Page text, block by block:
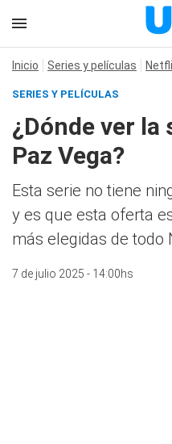
Inicio Series y películas
SERIES Y PELÍCULAS
¿Dónde ver
Paz Vega?
Esta serie no tiene
y es que esta oferta
más elegidas de todo
7 de julio 2025 - 14:00hs